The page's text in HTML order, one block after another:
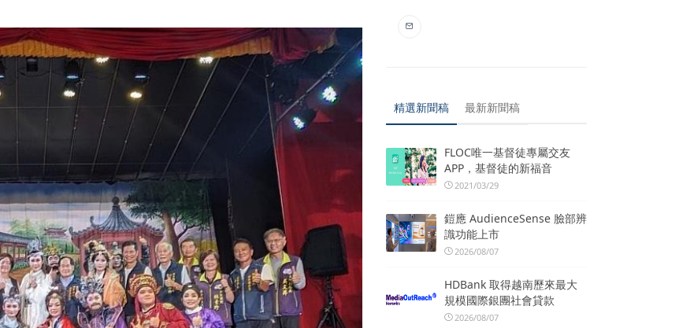
精選新聞稿 最新新聞稿
FLOC唯一基督徒專屬交友
APP，基督徒的新福音
2021/03/29
鎧應 AudienceSense 臉部辨
識功能上市
2026/08/07
HDBank 取得越南歷來最大
規模國際銀團社會貸款
2026/08/07